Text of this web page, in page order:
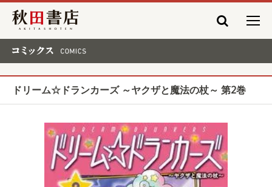
秋田書店
ドリーム☆ドランカーズ ～ヤクザと魔法の杖～ 第2巻